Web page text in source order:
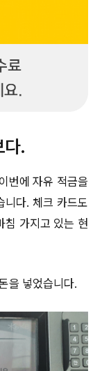
다.
번에 자유 적금을
니다. 체크 카드도
침 가지고 있는 현
을 넣었습니다.